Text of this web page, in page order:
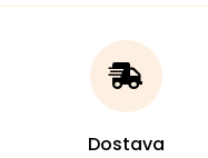
Dostava